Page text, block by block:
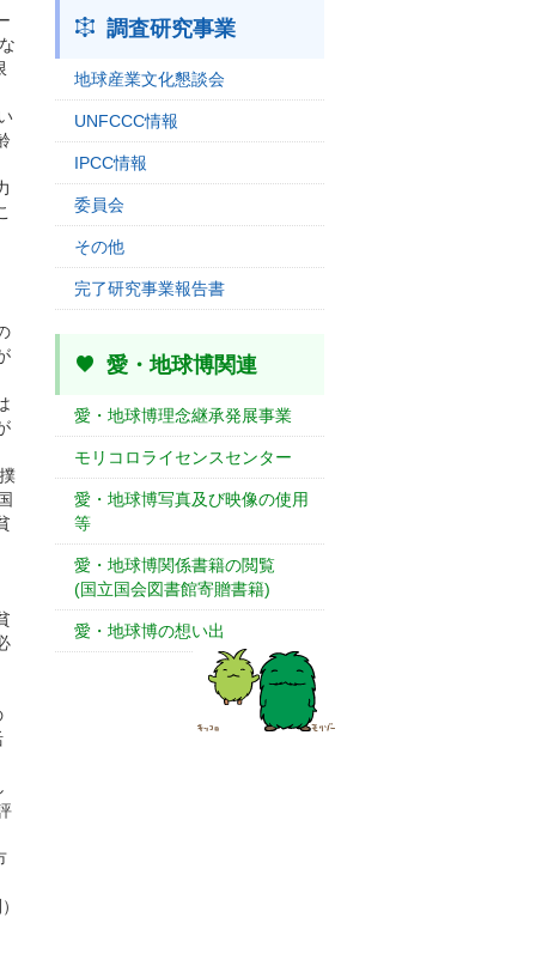
調査研究事業
地球産業文化懇談会
UNFCCC情報
IPCC情報
委員会
その他
完了研究事業報告書
愛・地球博関連
愛・地球博理念継承発展事業
モリコロライセンスセンター
愛・地球博写真及び映像の使用
等
愛・地球博関係書籍の閲覧
(国立国会図書館寄贈書籍)
愛・地球博の想い出